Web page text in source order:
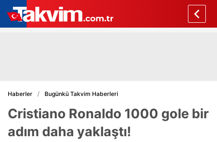
Haberler Bugünkü Takvim Haberleri
Cristiano Ronaldo 1000 gole bir
adım daha yaklaştı!